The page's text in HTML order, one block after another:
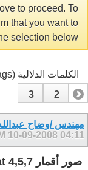
to proceed. To
that you want to
selection below.
الكلمات الدلالية (Tags):
1
2
3
مهندس /وضاح
10-09-2008 04:11 PM
صور أقمار Landsat 4,5,7 مجانا للتنزيل ولأي سنة